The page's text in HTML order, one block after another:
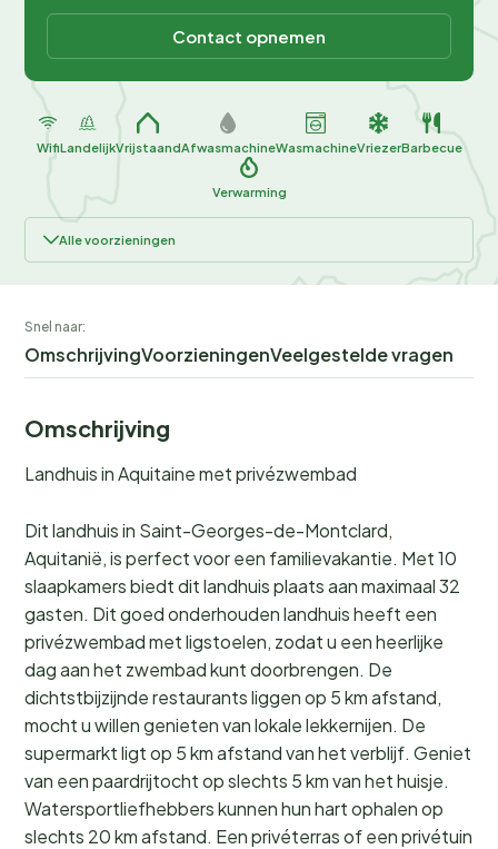
Contact opnemen
WifiLandelijkVrijstaandAfwasmachineWasmachineVriezerBarbecue
Verwarming
Alle voorzieningen
Snel naar:
OmschrijvingVoorzieningenVeelgestelde vragen
Omschrijving
Landhuis in Aquitaine met privézwembad
Dit landhuis in Saint-Georges-de-Montclard,
Aquitanië, is perfect voor een familievakantie. Met 10
slaapkamers biedt dit landhuis plaats aan maximaal 32
gasten. Dit goed onderhouden landhuis heeft een
privézwembad met ligstoelen, zodat u een heerlijke
dag aan het zwembad kunt doorbrengen. De
dichtstbijzijnde restaurants liggen op 5 km afstand,
mocht u willen genieten van lokale lekkernijen. De
supermarkt ligt op 5 km afstand van het verblijf. Geniet
van een paardrijtocht op slechts 5 km van het huisje.
Watersportliefhebbers kunnen hun hart ophalen op
slechts 20 km afstand. Een privéterras of een privétuin